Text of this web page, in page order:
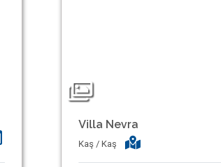
Villa Nevra
Kaş / Kaş